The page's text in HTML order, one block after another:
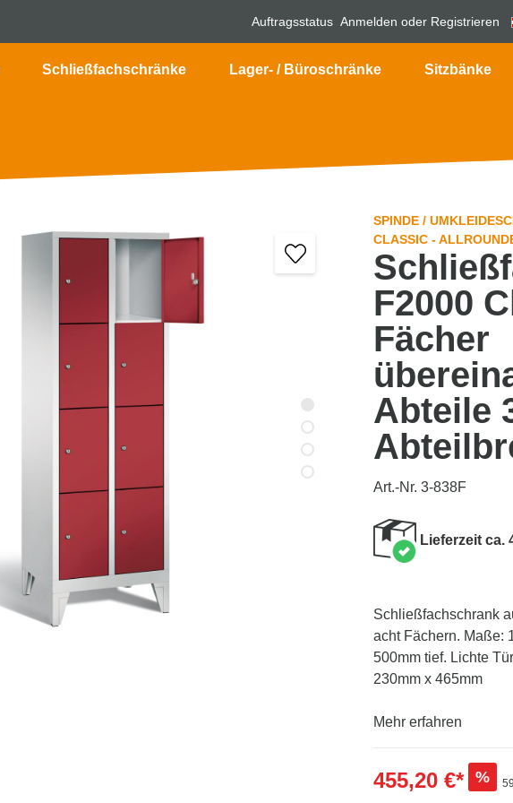
Auftragsstatus Anmelden oder Registrieren
Schließfachschränke Lager- / Büroschränke Sitzbänke
SPINDE /
CLASSIC -
F2000
Fächer
Abteile
Art.-Nr. 3-838F
Lieferzeit ca.
Schließfachschrank
acht Fächern. Maße:
500mm tief. Lichte
230mm x 465mm
Mehr erfahren
455,20 €* %